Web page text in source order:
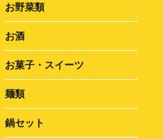
お野菜類
お酒
お菓子・スイーツ
麺類
鍋セット